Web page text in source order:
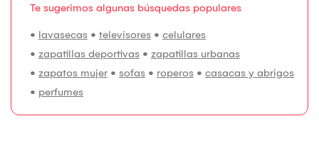
Te sugerimos algunas búsquedas populares
• lavasecas • televisores • celulares
• zapatillas deportivas • zapatillas urbanas
• zapatos mujer • sofas • roperos • casacas y abrigos
• perfumes